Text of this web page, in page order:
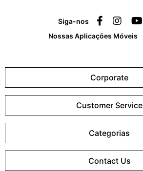
Siga-nos
Nossas Aplicações Móveis
Corporate
Customer Service
Categorias
Contact Us